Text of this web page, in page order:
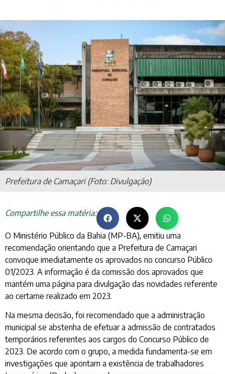
Prefeitura de Camaçari (Foto: Divulgação)
Compartilhe essa matéria:
O Ministério Público da Bahia (MP-BA), emitiu uma
recomendação orientando que a Prefeitura de Camaçari
convoque imediatamente os aprovados no concurso Público
01/2023. A informação é da comissão dos aprovados que
mantém uma página para divulgação das novidades referente
ao certame realizado em 2023.
Na mesma decisão, foi recomendado que a administração
municipal se abstenha de efetuar a admissão de contratados
temporários referentes aos cargos do Concurso Público de
2023. De acordo com o grupo, a medida fundamenta-se em
investigações que apontam a existência de trabalhadores